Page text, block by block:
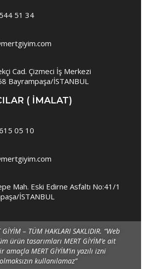
51 34
Cad. Çizmeci İş Merkezi
Bayrampaşa/İSTANBUL
( IMALAT)
05 10
Mah. Eski Edirne Asfaltı No:41/1
İSTANBUL
– TÜM HAKLARI SAKLIDIR. “Web
ürün tasarımları MERT GİYİM’e ait
amaçla MERT GİYİM’in yazılı izni
olmaksızın kullanılamaz”